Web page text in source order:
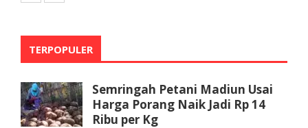
TERPOPULER
Semringah Petani Madiun Usai
Harga Porang Naik Jadi Rp 14
Ribu per Kg